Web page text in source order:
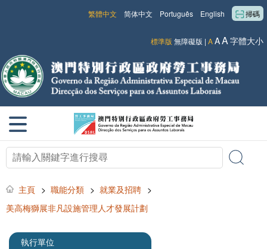
掃碼
English
Português
简体中文
繁體中文
標準版 無障礙版 | AAA字體大小
主頁 > 職能分類 > 就業及招聘 >
美高梅獅展非凡設施管理人才發展計劃
執行單位